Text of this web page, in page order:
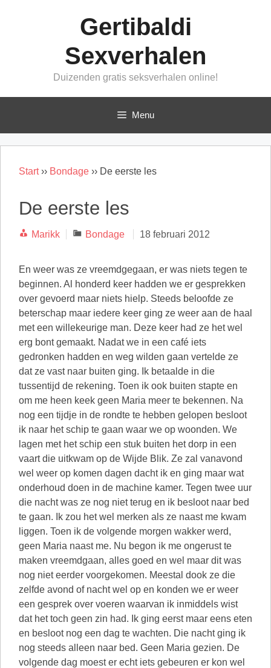
Gertibaldi
Sexverhalen
Duizenden gratis seksverhalen online!
Menu
Start›› Bondage ›› De eerste les
De eerste les
Marikk Categorieën
Bondage 18 februari 2012
En weer was ze vreemdgegaan, er was niets tegen te
beginnen. Al honderd keer hadden we er gesprekken
over gevoerd maar niets hielp. Steeds beloofde ze
beterschap maar iedere keer ging ze weer aan de haal
met een willekeurige man. Deze keer had ze het wel
erg bont gemaakt. Nadat we in een café iets
gedronken hadden en weg wilden gaan vertelde ze
dat ze vast naar buiten ging. Ik betaalde in die
tussentijd de rekening. Toen ik ook buiten stapte en
om me heen keek geen Maria meer te bekennen. Na
nog een tijdje in de rondte te hebben gelopen besloot
ik naar het schip te gaan waar we op woonden. We
lagen met het schip een stuk buiten het dorp in een
vaart die uitkwam op de Wijde Blik. Ze zal vanavond
wel weer op komen dagen dacht ik en ging maar wat
onderhoud doen in de machine kamer. Tegen twee uur
die nacht was ze nog niet terug en ik besloot naar bed
te gaan. Ik zou het wel merken als ze naast me kwam
liggen. Toen ik de volgende morgen wakker werd,
geen Maria naast me. Nu begon ik me ongerust te
maken vreemdgaan, alles goed en wel maar dit was
nog niet eerder voorgekomen. Meestal dook ze die
zelfde avond of nacht wel op en konden we er weer
een gesprek over voeren waarvan ik inmiddels wist
dat het toch geen zin had. Ik ging eerst maar eens eten
en besloot nog een dag te wachten. Die nacht ging ik
nog steeds alleen naar bed. Geen Maria gezien. De
volgende dag moest er echt iets gebeuren er kon wel